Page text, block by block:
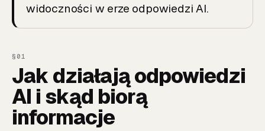
widoczności w erze odpowiedzi AI.
Jak działają odpowiedzi
AI i skąd biorą
informacje